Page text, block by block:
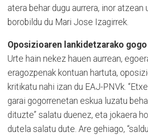
atera behar dugu aurrera, inor atzean
borobildu du Mari Jose Izagirrek.
Oposizioaren lankidetzarako
Urte hain nekez hauen aurrean,
eragozpenak kontuan hartuta,
kritikatu nahi izan du EAJ-PNVk.
garai gogorrenetan eskua luzatu
dituzte” salatu duenez, eta jokaera
dutela salatu dute. Are gehiago,